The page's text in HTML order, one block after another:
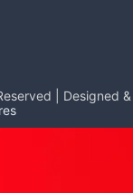
| Designed &